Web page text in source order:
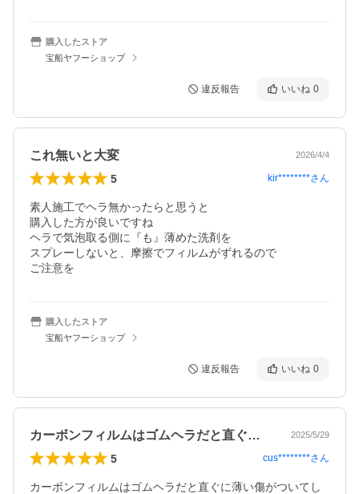
購入したストア
宝船ヤフーショップ
違反報告 いいね 0
これ無いと大変 2026/4/4
5 kir********さん
素人施工でヘラ無かったらと思うと
購入した方が良いですね
ヘラで気泡取る側に『も』薄めた洗剤を
スプレーしないと、摩擦でフィルムがずれるので
ご注意を
購入したストア
宝船ヤフーショップ
違反報告 いいね 0
カーボンフィルムはゴムヘラだと直ぐに薄… 2025/5/29
5 cus********さん
カーボンフィルムはゴムヘラだと直ぐに薄い傷がついてし